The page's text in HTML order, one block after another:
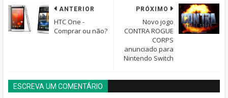
PRÓXIMO
Novo jogo
CONTRA ROGUE
CORPS
anunciado para
Nintendo Switch
ANTERIOR
HTC One -
Comprar ou não?
ESCREVA UM COMENTÁRIO